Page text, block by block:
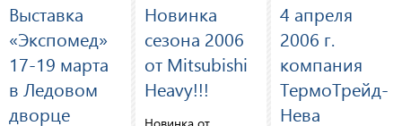
Выставка
«Экспомед»
17-19 марта
в Ледовом
дворце
Новинка
сезона 2006
от Mitsubishi
Heavy!!!
4 апреля
2006 г.
компания
ТермоТрейд-
Нева